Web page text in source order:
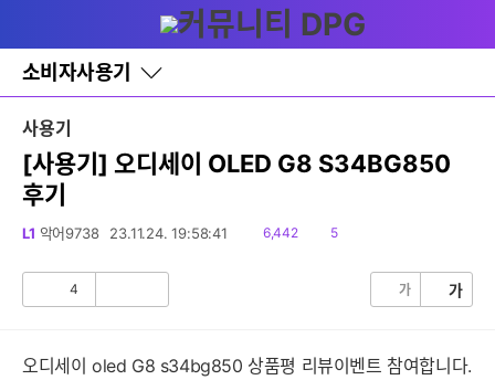
와
홈
소비자사용기
바
로
레
이
토
사용기
[사용기] 오디세이 OLED G8 S34BG850
후기
L1 악어9738 23.11.24. 19:58:41
읽
6,442
댓
5
4 가 가
오디세이 oled G8 s34bg850 상품평 리뷰이벤트 참여합니다.